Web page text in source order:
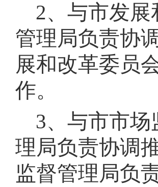
2、与市发
管理局负责协
展和改革委员
作。
3、与市市
理局负责协调
监督管理局负